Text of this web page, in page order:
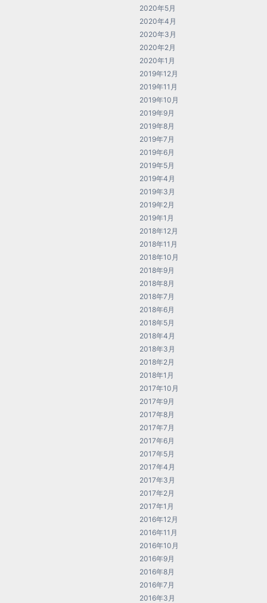
2020年5月
2020年4月
2020年3月
2020年2月
2020年1月
2019年12月
2019年11月
2019年10月
2019年9月
2019年8月
2019年7月
2019年6月
2019年5月
2019年4月
2019年3月
2019年2月
2019年1月
2018年12月
2018年11月
2018年10月
2018年9月
2018年8月
2018年7月
2018年6月
2018年5月
2018年4月
2018年3月
2018年2月
2018年1月
2017年10月
2017年9月
2017年8月
2017年7月
2017年6月
2017年5月
2017年4月
2017年3月
2017年2月
2017年1月
2016年12月
2016年11月
2016年10月
2016年9月
2016年8月
2016年7月
2016年3月